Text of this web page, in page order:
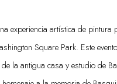
experiencia artística de pintura
Square Park. Este
la antigua casa y estudio de